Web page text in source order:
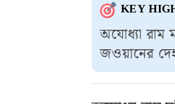
KEY
অযোধ্যা রাম
জওয়ানের